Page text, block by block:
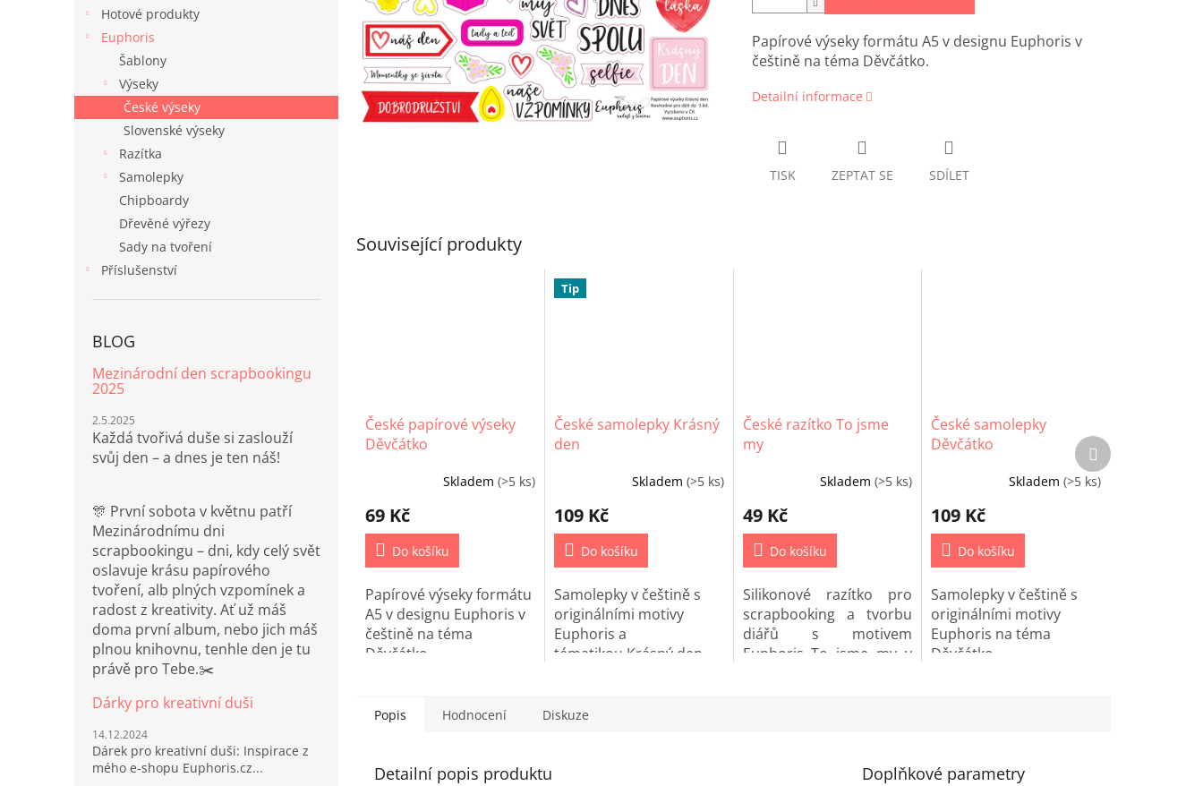
Hotové produkty
Euphoris
Šablony
Výseky
České výseky
Slovenské výseky
Razítka
Samolepky
Chipboardy
Dřevěné výřezy
Sady na tvoření
Příslušenství
BLOG
Mezinárodní den scrapbookingu
2025
2.5.2025
Každá tvořivá duše si zaslouží
svůj den – a dnes je ten náš!
🎊 První sobota v květnu patří
Mezinárodnímu dni
scrapbookingu – dni, kdy celý svět
oslavuje krásu papírového
tvoření, alb plných vzpomínek a
radost z kreativity. Ať už máš
doma první album, nebo jich máš
plnou knihovnu, tenhle den je tu
právě pro Tebe.✂️
Dárky pro kreativní duši
14.12.2024
Dárek pro kreativní duši: Inspirace z
mého e-shopu Euphoris.cz...
Papírové výseky formátu A5 v designu Euphoris v
češtině na téma Děvčátko.
Detailní informace
TISK ZEPTAT SE SDÍLET
Související produkty
České papírové výseky
Děvčátko
Skladem (>5 ks)
69 Kč
Do košíku
Papírové výseky formátu
A5 v designu Euphoris v
češtině na téma
Děvčátko.
Tip
České samolepky Krásný
den
produktu
je
5,0
z
5
hvězdiček.
Skladem (>5 ks)
109 Kč
Do košíku
Samolepky v češtině s
originálními motivy
Euphoris a
tématikou Krásný den.
České razítko To jsme
my
Skladem(>5 ks)
49 Kč
Do košíku
Silikonové razítko pro
scrapbooking a tvorbu
diářů s motivem
Euphoris To jsme my v
České samolepky
Děvčátko
Skladem (>5 ks)
109 Kč
Do košíku
Samolepky v češtině s
originálními motivy
Euphoris na téma
Děvčátko.
Další
produkt
Popis Hodnocení Diskuze
Detailní popis produktu Doplňkové parametry